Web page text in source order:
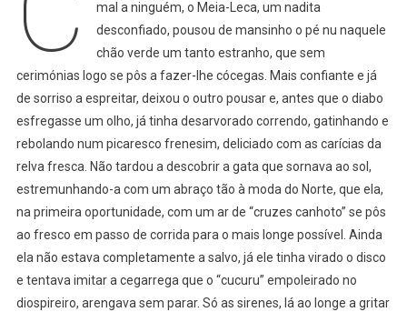
Vida
mal a ninguém, o Meia-Leca, um nadita
desconfiado, pousou de mansinho o pé nu naquele
chão verde um tanto estranho, que sem
cerimónias logo se pôs a fazer-lhe cócegas. Mais confiante e já
de sorriso a espreitar, deixou o outro pousar e, antes que o diabo
esfregasse um olho, já tinha desarvorado correndo, gatinhando e
rebolando num picaresco frenesim, deliciado com as carícias da
relva fresca. Não tardou a descobrir a gata que sornava ao sol,
estremunhando-a com um abraço tão à moda do Norte, que ela,
na primeira oportunidade, com um ar de “cruzes canhoto” se pôs
ao fresco em passo de corrida para o mais longe possível. Ainda
ela não estava completamente a salvo, já ele tinha virado o disco
e tentava imitar a cegarrega que o “cucuru” empoleirado no
diospireiro, arengava sem parar. Só as sirenes, lá ao longe a gritar